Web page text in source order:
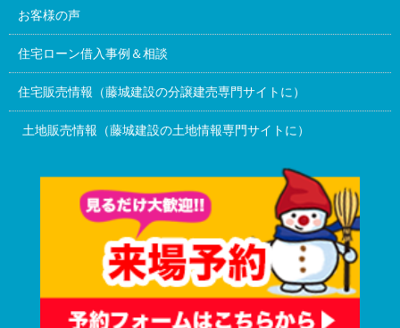
お客様の声
住宅ローン借入事例＆相談
住宅販売情報（藤城建設の分譲建売専門サイトに）
土地販売情報（藤城建設の土地情報専門サイトに）